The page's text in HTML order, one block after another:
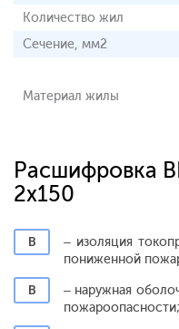
Количество жил
Сечение, мм2
Материал жилы
Расшифровка
2x150
В
– изоляция
пониженной
В
– наружная
пожароопасности;